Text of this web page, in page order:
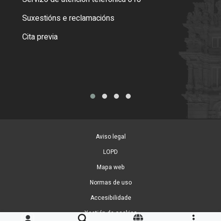
Suxestións e reclamacións
Cita previa
Aviso legal
LOPD
Mapa web
Normas de uso
Accesibilidade
Xestión de cookies